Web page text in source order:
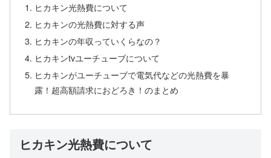
ヒカキン光熱費について
ヒカキンの光熱費に対する声
ヒカキンの年収っていくらなの？
ヒカキンtvユーチューブについて
ヒカキンがユーチューブで電気代などの光熱費を暴
露！超高額請求におどろき！のまとめ
ヒカキン光熱費について